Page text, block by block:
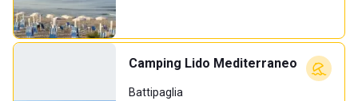
Camping Lido Mediterraneo
Battipaglia